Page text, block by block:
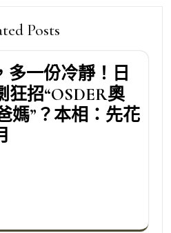
Posts
多一份冷靜！日
狂招“OSDER奧
媽”？本相：先花